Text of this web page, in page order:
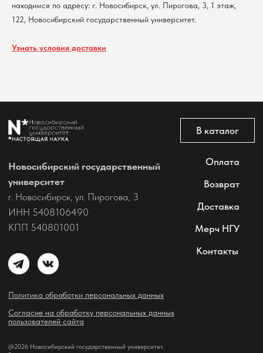
находимся по адресу: г. Новосибирск, ул. Пирогова, 3, 1 этаж,
122, Новосибирский государственный университет.
Узнать условия доставки